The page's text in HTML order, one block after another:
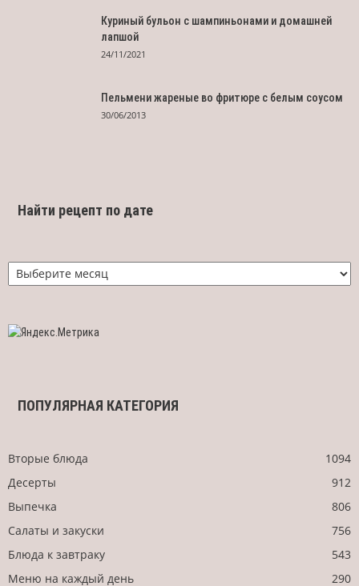
Куриный бульон с шампиньонами и домашней
лапшой
24/11/2021
Пельмени жареные во фритюре с белым соусом
30/06/2013
Найти рецепт по дате
Найти
рецепт
ПОПУЛЯРНАЯ КАТЕГОРИЯ
Вторые блюда
1094
Десерты
912
Выпечка
806
Салаты и закуски
756
Блюда к завтраку
543
Меню на каждый день
290